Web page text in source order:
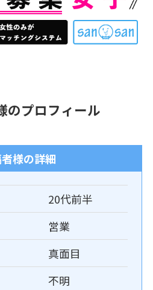
のプロフィール
様の詳細
20代前半
営業
真面目
不明